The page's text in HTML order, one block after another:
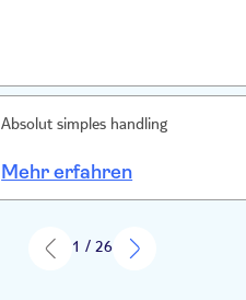
Absolut simples handling
Mehr erfahren
1 / 26